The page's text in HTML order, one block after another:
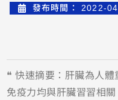
發布時間： 2022-
❝ 快速摘要：肝臟為人
免疫力均與肝臟習習相